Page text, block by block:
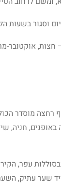
וסגור בשעות
מוסדר
באופנים,
מטרים ,בסוללה שריד